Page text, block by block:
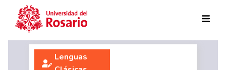
Skip to main content
Lenguas